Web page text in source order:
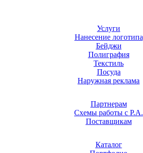
Услуги
Нанесение логотипа
Бейджи
Полиграфия
Текстиль
Посуда
Наружная реклама
Партнерам
Схемы работы с Р.А.
Поставщикам
Каталог